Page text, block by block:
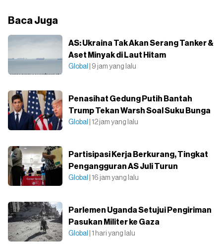
Baca Juga
AS: Ukraina Tak Akan Serang Tanker &
Aset Minyak di Laut Hitam
Global | 9 jam yang lalu
Penasihat Gedung Putih Bantah
Trump Tekan Warsh Soal Suku Bunga
Global | 12 jam yang lalu
Partisipasi Kerja Berkurang, Tingkat
Pengangguran AS Juli Turun
Global | 16 jam yang lalu
Parlemen Uganda Setujui Pengiriman
Pasukan Militer ke Gaza
Global | 1 hari yang lalu